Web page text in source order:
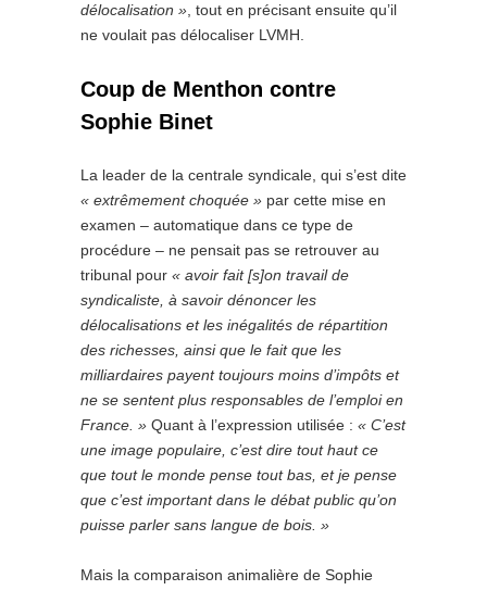
délocalisation », tout en précisant ensuite qu’il
ne voulait pas délocaliser LVMH.
Coup de Menthon contre
Sophie Binet
La leader de la centrale syndicale, qui s’est dite
« extrêmement choquée » par cette mise en
examen – automatique dans ce type de
procédure – ne pensait pas se retrouver au
tribunal pour « avoir fait [s]on travail de
syndicaliste, à savoir dénoncer les
délocalisations et les inégalités de répartition
des richesses, ainsi que le fait que les
milliardaires payent toujours moins d’impôts et
ne se sentent plus responsables de l’emploi en
France. » Quant à l’expression utilisée : « C’est
une image populaire, c’est dire tout haut ce
que tout le monde pense tout bas, et je pense
que c’est important dans le débat public qu’on
puisse parler sans langue de bois. »
Mais la comparaison animalière de Sophie